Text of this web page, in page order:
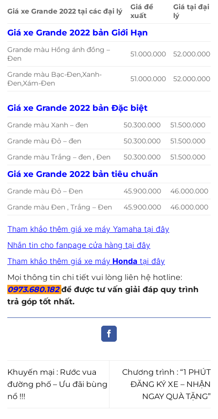
Giá xe Grande 2022 tại các đại lý
Giá đề
xuất
Giá tại đại
lý
Giá xe Grande 2022 bản Giới Hạn
Grande màu Hồng ánh đồng –
Đen
51.000.000 52.000.000
Grande màu Bạc-Đen,Xanh-
Đen,Xám-Đen
51.000.000 52.000.000
Giá xe Grande 2022 bản Đặc biệt
Grande màu Xanh – đen 50.300.000
51.500.000
Grande màu Đỏ – đen
50.300.000
51.500.000
Grande màu Trắng – đen , Đen
50.300.000 51.500.000
Giá xe Grande 2022 bản tiêu chuẩn
Grande màu Đỏ – Đen 45.900.000
46.000.000
Grande màu Đen , Trắng – Đen
45.900.000 46.000.000
Tham khảo thêm giá xe máy Yamaha tại đây
Nhắn tin cho fanpage cửa hàng tại đây
Tham khảo thêm giá xe máy Honda tại đây
Mọi thông tin chi tiết vui lòng liên hệ hotline:
0973.680.182để được tư vấn giải đáp quy trình
trả góp tốt nhất.
Khuyến mại : Rước vua
đường phố – Ưu đãi bùng
nổ !!!
Chương trình : “1 PHÚT
ĐĂNG KÝ XE – NHẬN
NGAY QUÀ TẶNG”